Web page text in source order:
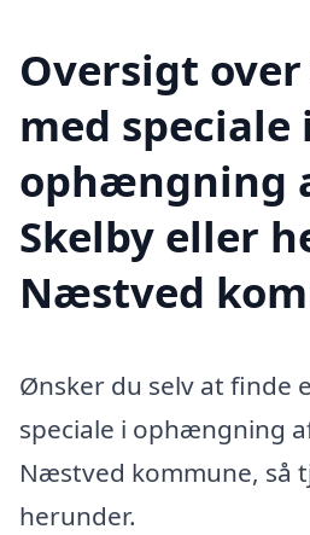
Oversigt
med speciale i
ophængning
Skelby eller
Næstved
Ønsker du selv at finde
speciale i ophængning
Næstved kommune, så
herunder.